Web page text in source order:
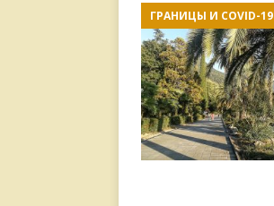
ГРАНИЦЫ И COVID-19